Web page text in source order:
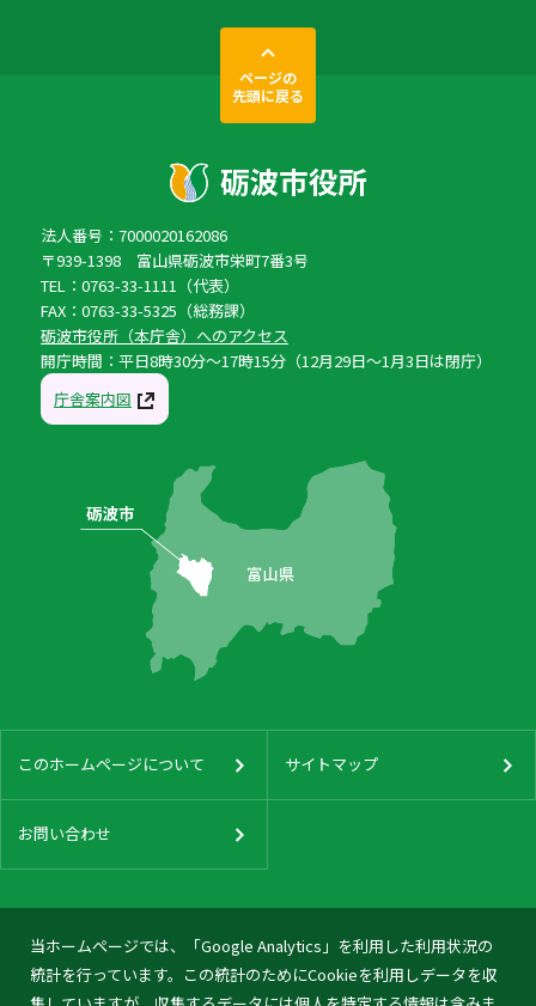
当ホームページでは、「Google Analytics」を利用した利用状況の
統計を行っています。この統計のためにCookieを利用しデータを収
ページの
先頭に戻る
法人番号：7000020162086
〒939-1398 富山県砺波市栄町7番3号
TEL：0763-33-1111（代表）
FAX：0763-33-5325（総務課）
砺波市役所（本庁舎）へのアクセス
開庁時間：平日8時30分〜17時15分（12月29日〜1月3日は閉庁）
庁舎案内図
このホームページについて サイトマップ
お問い合わせ